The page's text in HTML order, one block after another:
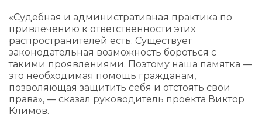
«Судебная и административная практика по
привлечению к ответственности этих
распространителей есть. Существует
законодательная возможность бороться с
такими проявлениями. Поэтому наша памятка —
это необходимая помощь гражданам,
позволяющая защитить себя и отстоять свои
права», — сказал руководитель проекта Виктор
Климов.